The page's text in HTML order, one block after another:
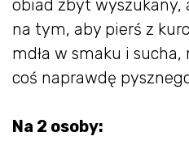
obiad zbyt wyszukany,
na tym, aby pierś z
mdła w smaku i
coś naprawdę
Na 2 osoby: